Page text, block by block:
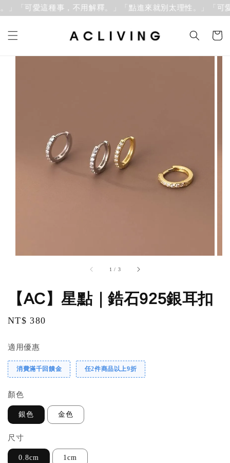
「可愛這種事，不用解釋。」 「點進來就別太理性。」「可
1 / 3
【AC】星點｜鋯石925銀耳扣
Regular
NT$ 380
適用優惠
消費滿千回饋金 任2件商品以上9折
顏色
銀色 金色
尺寸
0.8cm 1cm